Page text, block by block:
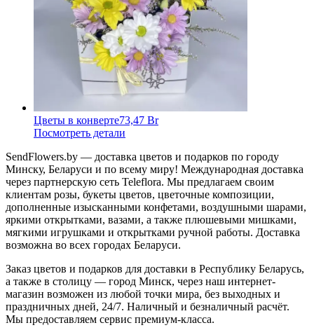
Цветы в конверте73,47 Br
Посмотреть детали
SendFlowers.by — доставка цветов и подарков по городу
Минску, Беларуси и по всему миру! Международная доставка
через партнерскую сеть Teleflora. Мы предлагаем своим
клиентам розы, букеты цветов, цветочные композиции,
дополненные изысканными конфетами, воздушными шарами,
яркими открытками, вазами, а также плюшевыми мишками,
мягкими игрушками и открытками ручной работы. Доставка
возможна во всех городах Беларуси.
Заказ цветов и подарков для доставки в Республику Беларусь,
а также в столицу — город Минск, через наш интернет-
магазин возможен из любой точки мира, без выходных и
праздничных дней, 24/7. Наличный и безналичный расчёт.
Мы предоставляем сервис премиум-класса.